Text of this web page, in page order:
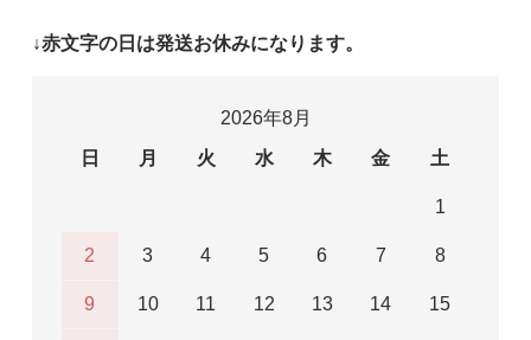
↓赤文字の日は発送お休みになります。
2026年8月
日
月 火 水 木 金 土
1
2 3 4 5 6 7 8
9 10 11 12 13 14 15